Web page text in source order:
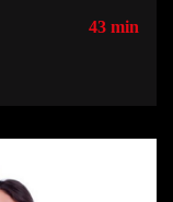
43 min